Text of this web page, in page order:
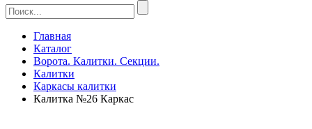
Главная
Каталог
Ворота. Калитки. Секции.
Калитки
Каркасы калитки
Калитка №26 Каркас